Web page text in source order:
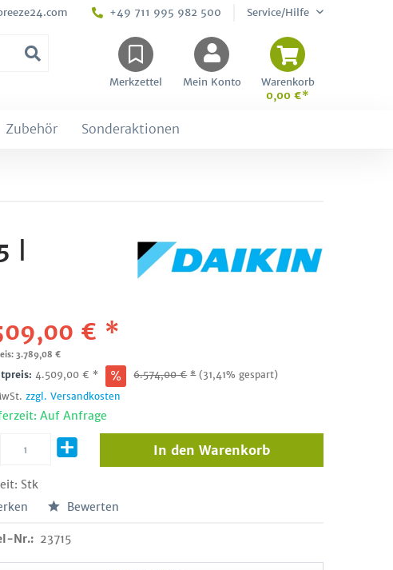
+49 711 995 982 500 Service/Hilfe
Merkzettel Mein Konto
Warenkorb
0,00 €*
Zubehör Sonderaktionen
|
€ *
3.789,08 €
4.509,00 € * 6.574,00€ * (31,41% gespart)
zzgl. Versandkosten
Auf Anfrage
Stk
In den Warenkorb
Bewerten
Nr.: 23715